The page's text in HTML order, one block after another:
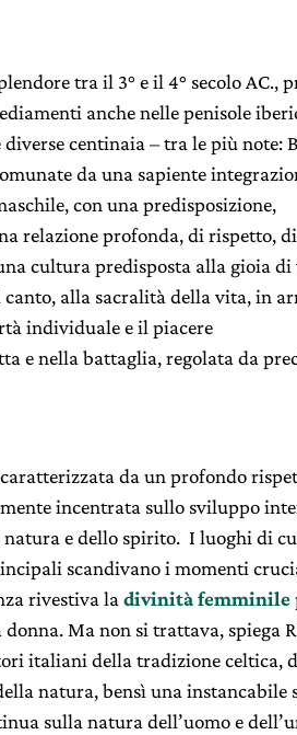
tra il 3° e il 4° secolo AC.,
anche nelle penisole
centinaia – tra le più note:
da una sapiente
con una predisposizione,
relazione profonda, di rispetto,
cultura predisposta alla gioia di
alla sacralità della vita, in
individuale e il piacere
e nella battaglia, regolata da
da un profondo
incentrata sullo sviluppo
e dello spirito. I luoghi di
scandivano i momenti
rivestiva la divinità femminile
Ma non si trattava, spiega
italiani della tradizione celtica,
natura, bensì una instancabile
sulla natura dell’uomo e